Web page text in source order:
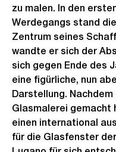
zu malen. In den
Werdegangs stand
Zentrum seines
wandte er sich der
sich gegen Ende des
eine figürliche, nun
Darstellung.
Glasmalerei gemacht
einen international
für die Glasfenster